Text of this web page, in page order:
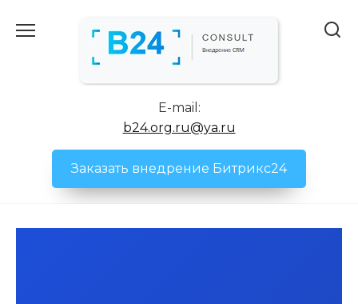
E-mail:
b24.org.ru@ya.ru
Заказать внедрение Битрикс24